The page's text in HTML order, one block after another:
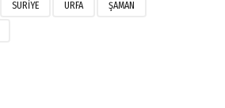
SURIYE URFA ŞAMAN